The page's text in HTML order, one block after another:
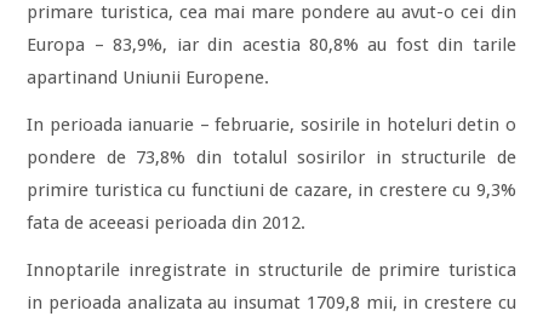
primare turistica, cea mai mare pondere au avut-o cei din
Europa – 83,9%, iar din acestia 80,8% au fost din tarile
apartinand Uniunii Europene.
In perioada ianuarie – februarie, sosirile in hoteluri detin o
pondere de 73,8% din totalul sosirilor in structurile de
primire turistica cu functiuni de cazare, in crestere cu 9,3%
fata de aceeasi perioada din 2012.
Innoptarile inregistrate in structurile de primire turistica
in perioada analizata au insumat 1709,8 mii, in crestere cu